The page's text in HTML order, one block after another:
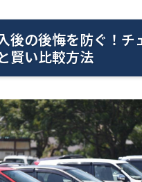
後の後悔を防ぐ！チ
賢い比較方法